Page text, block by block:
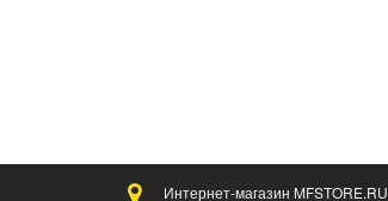
Интернет-магазин MFSTORE.RU